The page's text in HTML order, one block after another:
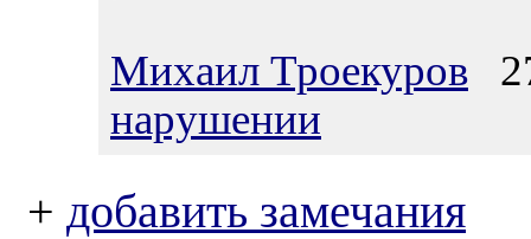
Михаил Троекуров
нарушении
+ добавить замечания